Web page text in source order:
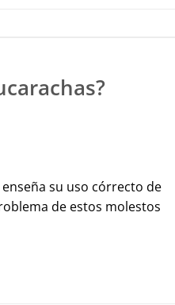
su uso córrecto de
de estos molestos